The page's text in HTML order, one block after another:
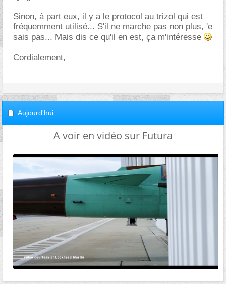
Sinon, à part eux, il y a le protocol au trizol qui est
fréquemment utilisé... S'il ne marche pas non plus, 'e
sais pas... Mais dis ce qu'il en est, ça m'intéresse
Cordialement,
Aujourd'hui
A voir en vidéo sur Futura